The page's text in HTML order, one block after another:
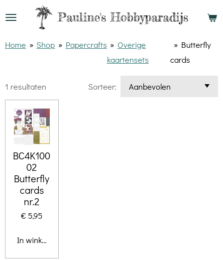
Ga
naar
Pauline'sHobbyparadijs
Home » Shop » Papercrafts » Overige
kaartensets
» Butterfly
cards
1 resultaten Sorteer:
BC4K100
02
Butterfly
cards
nr.2
€ 5,95
In winkelwagen